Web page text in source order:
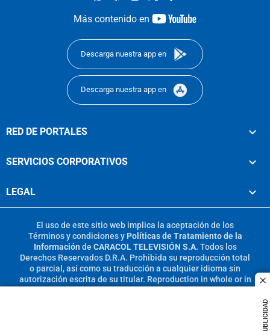
PUBLICIDAD
Más contenido en
youtube-
Descarga nuestra app en
Descarga nuestra app en
RED DE PORTALES
SERVICIOS CORPORATIVOS
LEGAL
El uso de este sitio web implica la aceptación de los
Términos y condicionesy Políticas de Tratamiento de la
Información de CARACOL TELEVISIÓN S.A. Todos los
Derechos Reservados D.R.A. Prohibida su reproducción total
o parcial, así como su traducción a cualquier idioma sin
autorización escrita de su titular. Reproduction in whole or in